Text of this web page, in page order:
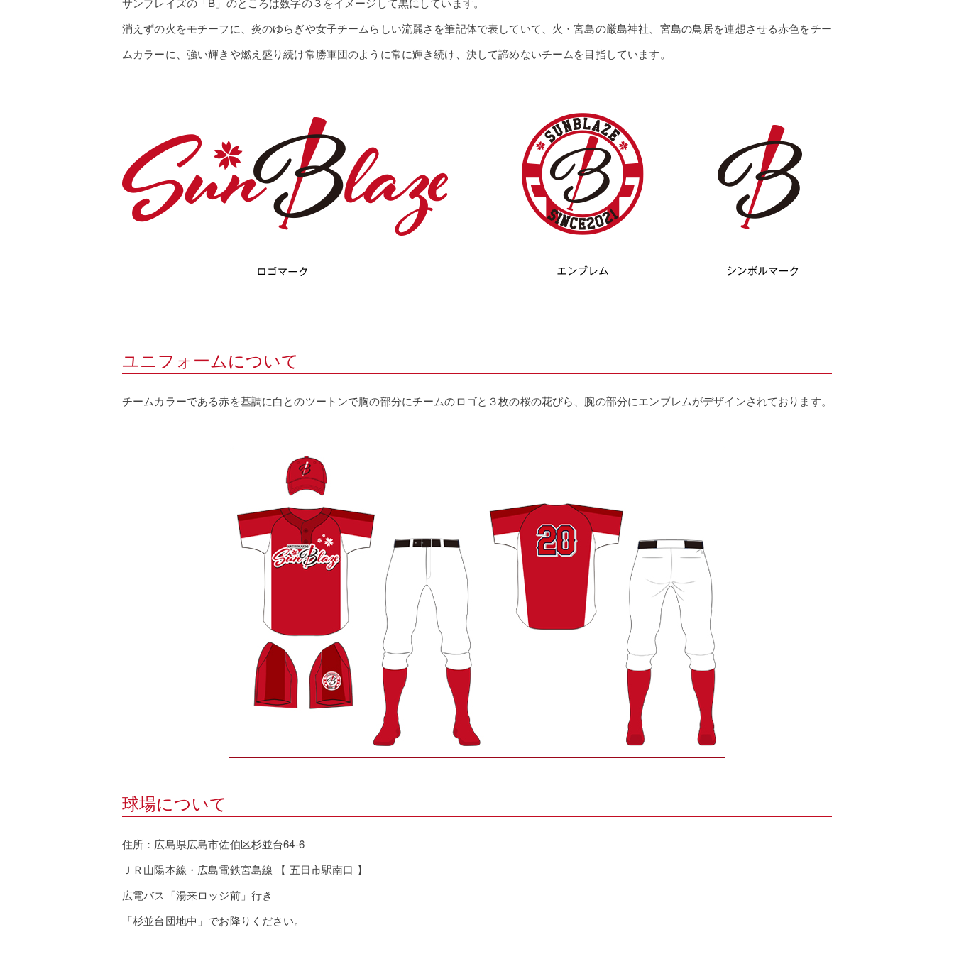
消えずの火をモチーフに、炎のゆらぎや女子チームらしい流麗さを筆記体で表していて、火・宮島の厳島神社、宮島の鳥居を連想させる赤色をチー
ムカラーに、強い輝きや燃え盛り続け常勝軍団のように常に輝き続け、決して諦めないチームを目指しています。
ユニフォームについて
チームカラーである赤を基調に白とのツートンで胸の部分にチームのロゴと３枚の桜の花びら、腕の部分にエンブレムがデザインされております。
球場について
住所：広島県広島市佐伯区杉並台64-6
ＪＲ山陽本線・広島電鉄宮島線 【 五日市駅南口 】
広電バス「湯来ロッジ前」行き
「杉並台団地中」でお降りください。